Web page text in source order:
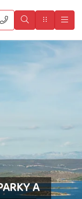
VyhledatMenu
A